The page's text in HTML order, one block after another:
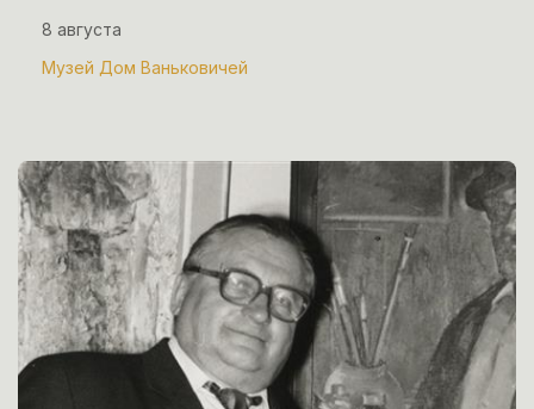
8 августа
Музей Дом Ваньковичей